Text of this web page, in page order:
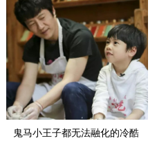
鬼马小王子都无法融化的冷酷